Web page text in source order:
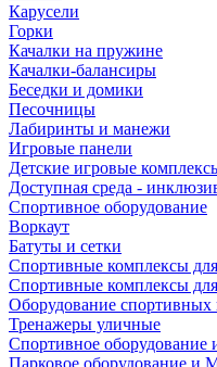
Карусели
Горки
Качалки на пружине
Качалки-балансиры
Беседки и домики
Песочницы
Лабиринты и манежи
Игровые панели
Детские игровые
Доступная среда -
Спортивное оборудование
Воркаут
Батуты и сетки
Спортивные комплексы
Спортивные комплексы для
Оборудование
Тренажеры уличные
Спортивное оборудование
Парковое оборудование